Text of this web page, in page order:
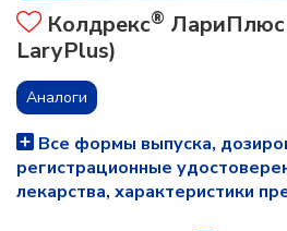
Колдрекс® ЛариПлюс
LaryPlus)
Аналоги
Все формы выпуска,
регистрационные
лекарства, характеристики